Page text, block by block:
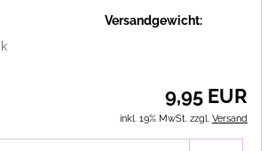
Versandgewicht:
9,95 EUR
inkl. 19% MwSt. zzgl. Versand